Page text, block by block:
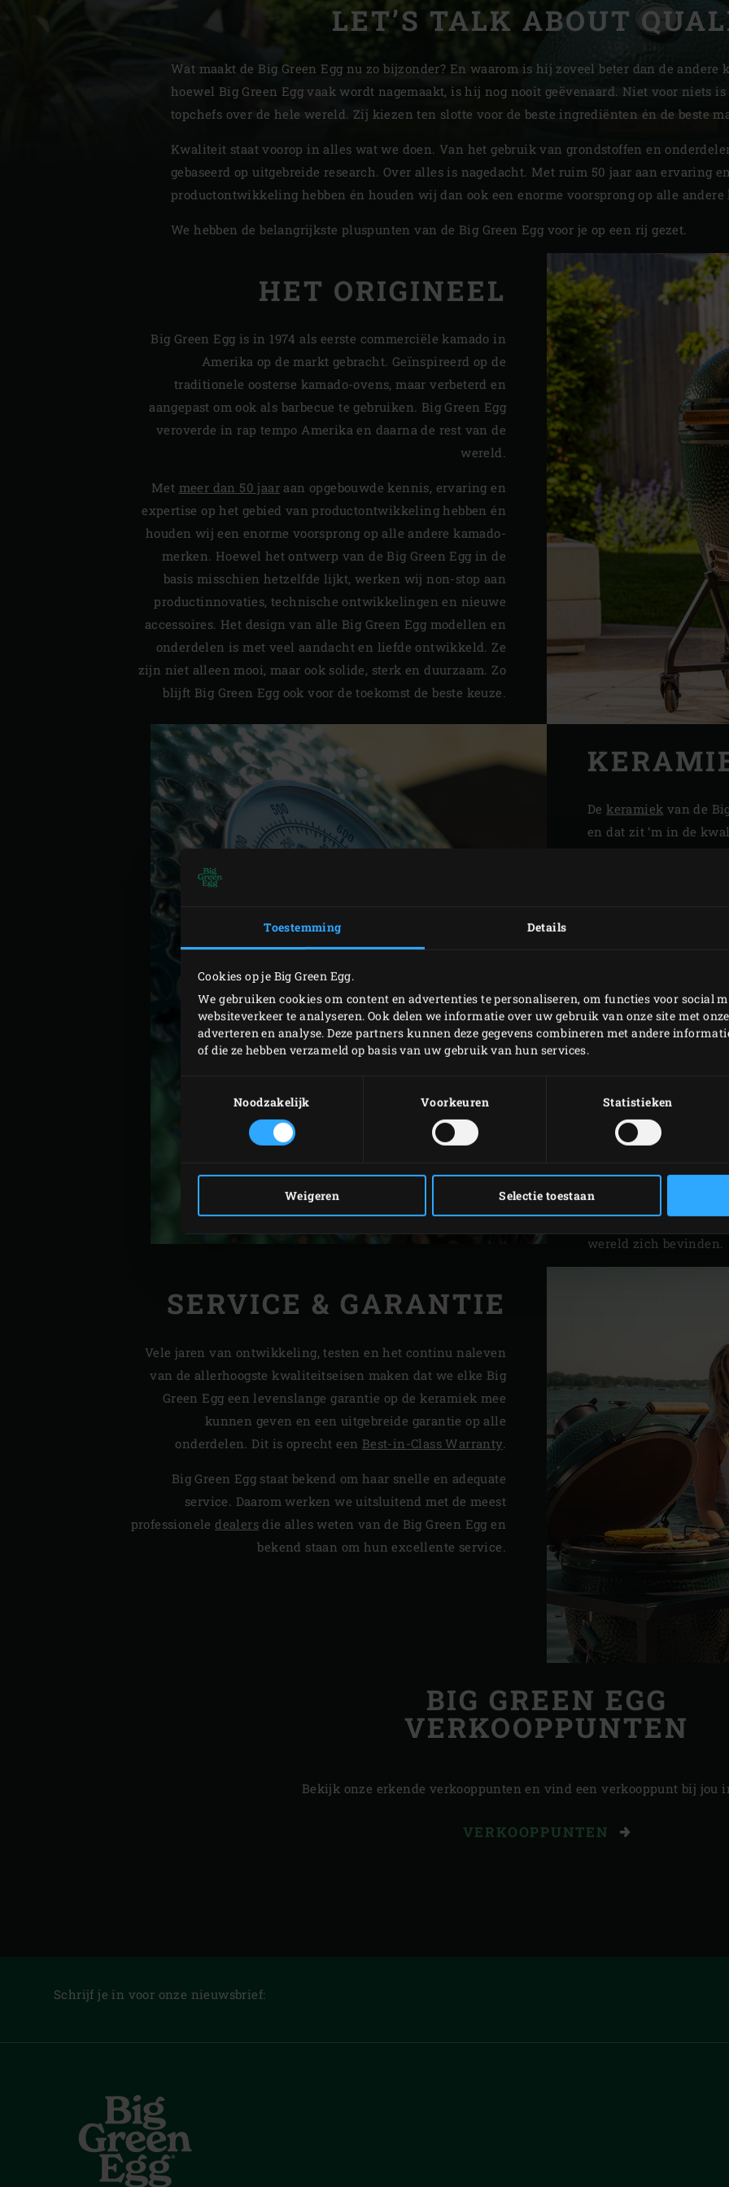
Toestemming Details
Cookies op je Big Green Egg.
We gebruiken cookies om content en advertenties te personaliseren, om functies voor social
websiteverkeer te analyseren. Ook delen we informatie over uw gebruik van onze site met
adverteren en analyse. Deze partners kunnen deze gegevens combineren met andere
of die ze hebben verzameld op basis van uw gebruik van hun services.
Noodzakelijk
Voorkeuren Statistieken
Weigeren Selectie toestaan
Estonia | Eesti
Finland | Suomi
Germany | Deutschland
Greece | Ελλάδα
Hungary | Magyarország
Slovenia | Slovenija
Spain | España
Sweden | Sverige
Switzerland | Schweiz
Turkey | Türkiye
LET’S TALK ABOUT
Wat maakt de Big Green Egg nu zo bijzonder? En waarom is hij zoveel beter dan de andere
hoewel Big Green Egg vaak wordt nagemaakt, is hij nog nooit geëvenaard. Niet voor niets
topchefs over de hele wereld. Zij kiezen ten slotte voor de beste ingrediënten én de beste
Kwaliteit staat voorop in alles wat we doen. Van het gebruik van grondstoffen en
gebaseerd op uitgebreide research. Over alles is nagedacht. Met ruim 50 jaar aan ervaring
productontwikkeling hebben én houden wij dan ook een enorme voorsprong op alle andere
We hebben de belangrijkste pluspunten van de Big Green Egg voor je op een rij gezet.
HET ORIGINEEL
Big Green Egg is in 1974 als eerste commerciële kamado in
Amerika op de markt gebracht. Geïnspireerd op de
traditionele oosterse kamado-ovens, maar verbeterd en
aangepast om ook als barbecue te gebruiken. Big Green Egg
veroverde in rap tempo Amerika en daarna de rest van de
wereld.
Met meer dan 50 jaar aan opgebouwde kennis, ervaring en
expertise op het gebied van productontwikkeling hebben én
houden wij een enorme voorsprong op alle andere kamado-
merken. Hoewel het ontwerp van de Big Green Egg in de
basis misschien hetzelfde lijkt, werken wij non-stop aan
productinnovaties, technische ontwikkelingen en nieuwe
accessoires. Het design van alle Big Green Egg modellen en
onderdelen is met veel aandacht en liefde ontwikkeld. Ze
zijn niet alleen mooi, maar ook solide, sterk en duurzaam. Zo
blijft Big Green Egg ook voor de toekomst de beste keuze.
Dekeramiek van de
en dat zit ‘m in de
bestaat uit een
temperatuur
moeiteloos de
keramiek de warmte
levenslang mee.
De keramiek van de
structuur en is overal
gelijkmatige
garing van je
juiste temperatuur te
warmte-isolatie die
productie gebeurt al
Mexico, waar de beste
wereld zich bevinden.
SERVICE & GARANTIE
Vele jaren van ontwikkeling, testen en het continu naleven
van de allerhoogste kwaliteitseisen maken dat we elke Big
Green Egg een levenslange garantie op de keramiek mee
kunnen geven en een uitgebreide garantie op alle
onderdelen. Dit is oprecht een Best-in-Class Warranty.
Big Green Egg staat bekend om haar snelle en adequate
service. Daarom werken we uitsluitend met de meest
professionele dealers die alles weten van de Big Green Egg en
bekend staan om hun excellente service.
BIG GREEN EGG
VERKOOPPUNTEN
Bekijk onze erkende verkooppunten en vind een verkooppunt bij jou
VERKOOPPUNTEN
Schrijf je in voor onze nieuwsbrief: